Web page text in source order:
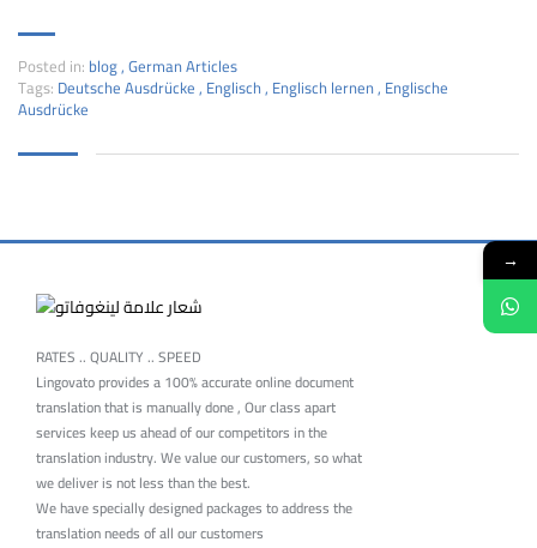
Posted in: blog,German Articles
Tags: Deutsche Ausdrücke, Englisch, Englisch lernen, Englische
Ausdrücke
RATES .. QUALITY .. SPEED
Lingovato provides a 100% accurate online document
translation that is manually done , Our class apart
services keep us ahead of our competitors in the
translation industry. We value our customers, so what
we deliver is not less than the best.
We have specially designed packages to address the
translation needs of all our customers
→